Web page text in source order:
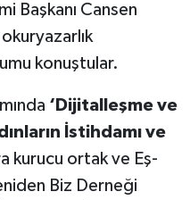
Başkanı Cansen
okuryazarlık
konuştular.
‘Dijitalleşme ve
İstihdamı ve
kurucu ortak ve Eş-
Biz Derneği